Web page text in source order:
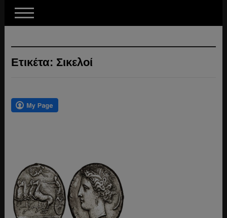
Ετικέτα: Σικελοί